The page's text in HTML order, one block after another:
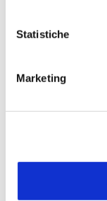
Statistiche
Marketing